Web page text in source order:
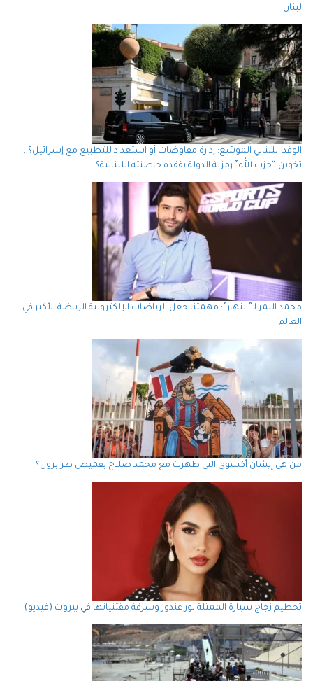
لبنان
الوفد اللبناني الموسّع: إدارة مفاوضات أو استعداد للتطبيع مع إسرائيل؟ ,
تخوين “حزب الله” رمزية الدولة يفقده حاضنته اللبنانية؟
محمد النمر لـ”النهار”: مهمتنا جعل الرياضات الإلكترونية الرياضة الأكبر في
العالم
من هي إيشان أكسوي التي ظهرت مع محمد صلاح بقميص طرابزون؟
تحطيم زجاج سيارة الممثلة نور غندور وسرقة مقتنياتها في بيروت (فيديو)